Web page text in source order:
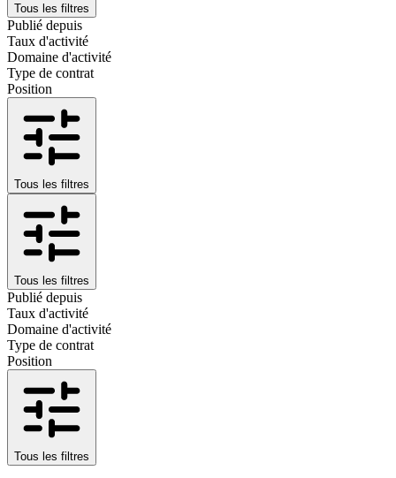
Tous les filtres
Publié depuis
Taux d'activité
Domaine d'activité
Type de contrat
Position
Tous les filtres
Tous les filtres
Publié depuis
Taux d'activité
Domaine d'activité
Type de contrat
Position
Tous les filtres